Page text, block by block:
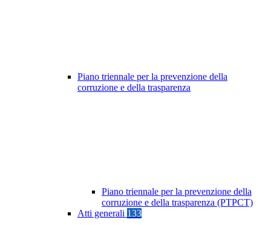
Piano triennale per la prevenzione della
corruzione e della trasparenza
Piano triennale per la prevenzione della
corruzione e della trasparenza (PTPCT)
Atti generali 133